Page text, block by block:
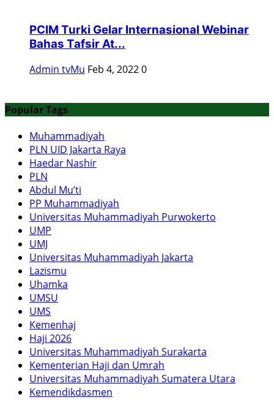
PCIM Turki Gelar Internasional Webinar
Bahas Tafsir At...
Admin tvMu Feb 4, 20220
Popular Tags
Muhammadiyah
PLN UID Jakarta Raya
Haedar Nashir
PLN
Abdul Mu’ti
PP Muhammadiyah
Universitas Muhammadiyah Purwokerto
UMP
UMJ
Universitas Muhammadiyah Jakarta
Lazismu
Uhamka
UMSU
UMS
Kemenhaj
Haji 2026
Universitas Muhammadiyah Surakarta
Kementerian Haji dan Umrah
Universitas Muhammadiyah Sumatera Utara
Kemendikdasmen